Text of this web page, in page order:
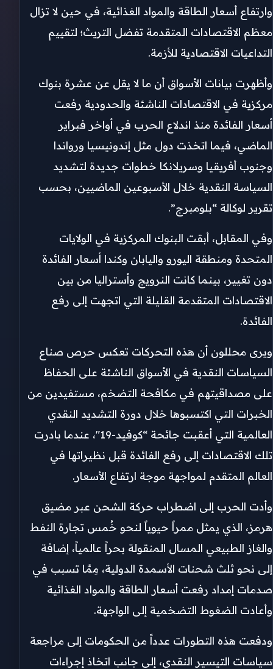
وارتفاع أسعار الطاقة والمواد الغذائية، في حين لا تزال
معظم الاقتصادات المتقدمة تفضل التريث؛ لتقييم
التداعيات الاقتصادية للأزمة.
وأظهرت بيانات الأسواق أن ما لا يقل عن عشرة بنوك
مركزية في الاقتصادات الناشئة والحدودية رفعت
أسعار الفائدة منذ اندلاع الحرب في أواخر فبراير
الماضي، فيما اتخذت دول مثل إندونيسيا ورواندا
وجنوب أفريقيا وسريلانكا خطوات جديدة لتشديد
السياسة النقدية خلال الأسبوعين الماضيين، بحسب
تقرير لوكالة “بلومبرج”.
وفي المقابل، أبقت البنوك المركزية في الولايات
المتحدة ومنطقة اليورو واليابان وكندا أسعار الفائدة
دون تغيير، بينما كانت النرويج وأستراليا من بين
الاقتصادات المتقدمة القليلة التي اتجهت إلى رفع
الفائدة.
ويرى محللون أن هذه التحركات تعكس حرص صناع
السياسات النقدية في الأسواق الناشئة على الحفاظ
على مصداقيتهم في مكافحة التضخم، مستفيدين من
الخبرات التي اكتسبوها خلال دورة التشديد النقدي
العالمية التي أعقبت جائحة “كوفيد-19″، عندما بادرت
تلك الاقتصادات إلى رفع الفائدة قبل نظيراتها في
العالم المتقدم لمواجهة موجة ارتفاع الأسعار.
وأدت الحرب إلى اضطراب حركة الشحن عبر مضيق
هرمز، الذي يمثل ممراً حيوياً لنحو خُمس تجارة النفط
والغاز الطبيعي المسال المنقولة بحراً عالمياً، إضافة
إلى نحو ثلث شحنات الأسمدة الدولية، مِمَّا تسبب في
صدمات إمداد رفعت أسعار الطاقة والمواد الغذائية
وأعادت الضغوط التضخمية إلى الواجهة.
ودفعت هذه التطورات عدداً من الحكومات إلى مراجعة
سياسات التيسير النقدي، إلى جانب اتخاذ إجراءات